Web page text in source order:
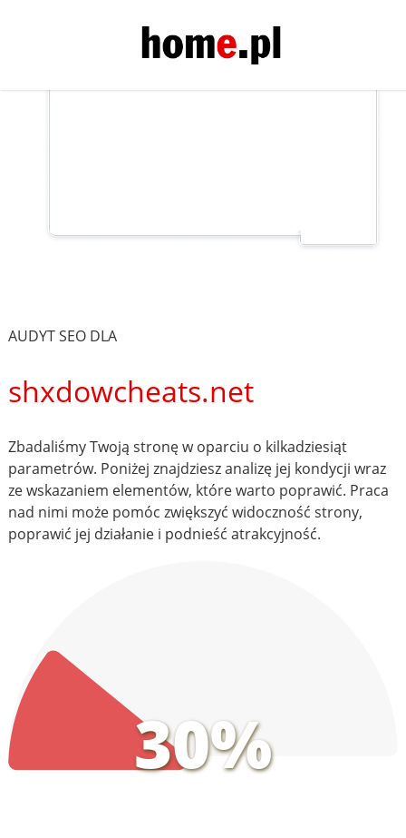
AUDYT SEO DLA
shxdowcheats.net
Zbadaliśmy Twoją stronę w oparciu o kilkadziesiąt
parametrów. Poniżej znajdziesz analizę jej kondycji wraz
ze wskazaniem elementów, które warto poprawić. Praca
nad nimi może pomóc zwiększyć widoczność strony,
poprawić jej działanie i podnieść atrakcyjność.
30%